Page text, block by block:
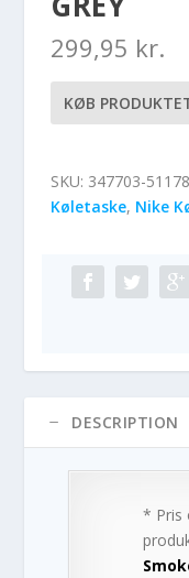
299,95 kr.
KØB
SKU: 347703-
Køletaske, Nike
DESCRIPTION
* Pris